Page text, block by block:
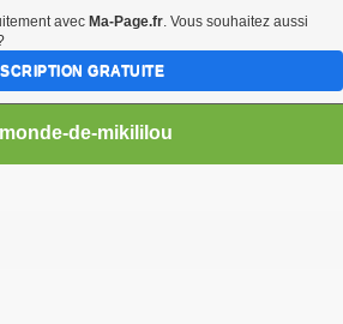
monde-de-mikililou
avec Ma-Page.fr. Vous souhaitez aussi
GRATUITE